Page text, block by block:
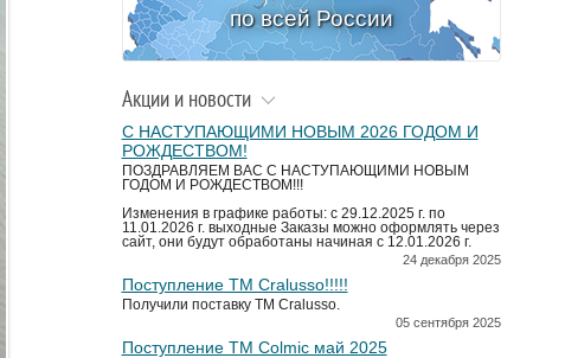
по всей России
Акции и новости
С НАСТУПАЮЩИМИ НОВЫМ 2026 ГОДОМ И
РОЖДЕСТВОМ!
ПОЗДРАВЛЯЕМ ВАС С НАСТУПАЮЩИМИ НОВЫМ
ГОДОМ И РОЖДЕСТВОМ!!!
Изменения в графике работы: с 29.12.2025 г. по
11.01.2026 г. выходные Заказы можно оформлять через
сайт, они будут обработаны начиная с 12.01.2026 г.
24 декабря 2025
Поступление TM Cralusso!!!!!
Получили поставку ТМ Cralusso.
05 сентября 2025
Поступление TM Colmic май 2025